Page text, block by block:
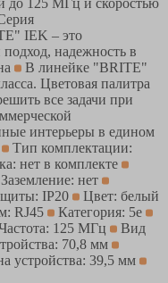
IEK – это
надежность в
В линейке "BRITE"
Цветовая палитра
все задачи при
интерьеры в едином
Тип комплектации:
нет в комплекте
Заземление: нет
IP20
Цвет: белый
RJ45
Категория: 5е
125 МГц
Вид
70,8 мм
устройства: 39,5 мм